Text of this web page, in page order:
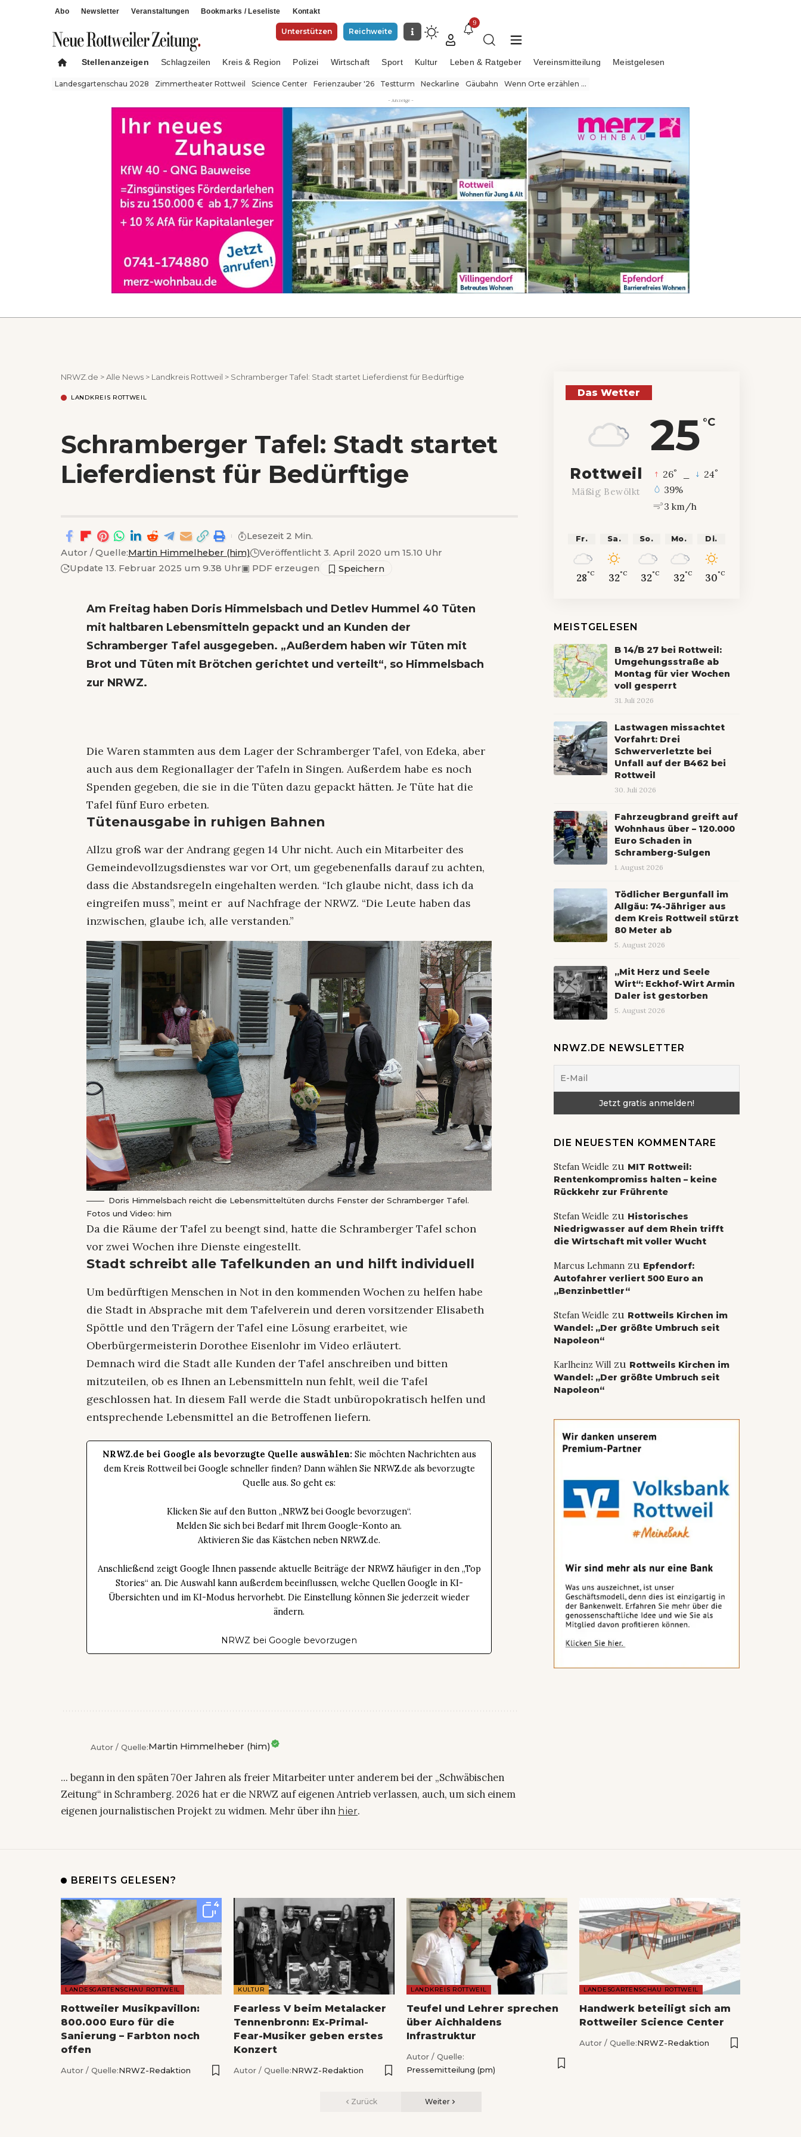
Abo Newsletter Veranstaltungen Bookmarks / Leseliste Kontakt
Unterstützen Reichweite
9
Stellenanzeigen Schlagzeilen Kreis & Region Polizei Wirtschaft Sport Kultur Leben & Ratgeber Vereinsmitteilung Meistgelesen
Landesgartenschau 2028 Zimmertheater Rottweil Science Center Ferienzauber '26 Testturm Neckarline Gäubahn Wenn Orte erzählen ...
- Anzeige -
NRWZ.de >Alle News > Landkreis Rottweil > Schramberger Tafel: Stadt startet Lieferdienst für Bedürftige
LANDKREIS ROTTWEIL
Schramberger Tafel: Stadt startet
Lieferdienst für Bedürftige
Autor / Quelle:Martin Himmelheber (him)
Veröffentlicht 3. April 2020 um 15.10 Uhr
Update 13. Februar 2025 um 9.38 Uhr▣ PDF erzeugen
Lesezeit 2 Min.
Am Freitag haben Doris Himmelsbach und Detlev Hummel 40 Tüten
mit haltbaren Lebensmitteln gepackt und an Kunden der
Schramberger Tafel ausgegeben. „Außerdem haben wir Tüten mit
Brot und Tüten mit Brötchen gerichtet und verteilt“, so Himmelsbach
zur NRWZ.
Die Waren stammten aus dem Lager der Schramberger Tafel, von Edeka, aber
auch aus dem Regionallager der Tafeln in Singen. Außerdem habe es noch
Spenden gegeben, die sie in die Tüten dazu gepackt hätten. Je Tüte hat die
Tafel fünf Euro erbeten.
Tütenausgabe in ruhigen Bahnen
Allzu groß war der Andrang gegen 14 Uhr nicht. Auch ein Mitarbeiter des
Gemeindevollzugsdienstes war vor Ort, um gegebenenfalls darauf zu achten,
dass die Abstandsregeln eingehalten werden. “Ich glaube nicht, dass ich da
eingreifen muss”, meint er auf Nachfrage der NRWZ. “Die Leute haben das
inzwischen, glaube ich, alle verstanden.”
Doris Himmelsbach reicht die Lebensmitteltüten durchs Fenster der Schramberger Tafel.
Fotos und Video: him
Da die Räume der Tafel zu beengt sind, hatte die Schramberger Tafel schon
vor zwei Wochen ihre Dienste eingestellt.
Stadt schreibt alle Tafelkunden an und hilft individuell
Um bedürftigen Menschen in Not in den kommenden Wochen zu helfen habe
die Stadt in Absprache mit dem Tafelverein und deren vorsitzender Elisabeth
Spöttle und den Trägern der Tafel eine Lösung erarbeitet, wie
Oberbürgermeisterin Dorothee Eisenlohr im Video erläutert.
Demnach wird die Stadt alle Kunden der Tafel anschreiben und bitten
mitzuteilen, ob es Ihnen an Lebensmitteln nun fehlt, weil die Tafel
geschlossen hat. In diesem Fall werde die Stadt unbüropokratisch helfen und
entsprechende Lebensmittel an die Betroffenen liefern.
NRWZ.de bei Google als bevorzugte Quelle auswählen: Sie möchten Nachrichten aus
dem Kreis Rottweil bei Google schneller finden? Dann wählen Sie NRWZ.de als bevorzugte
Quelle aus. So geht es:
Klicken Sie auf den Button „NRWZ bei Google bevorzugen“.
Melden Sie sich bei Bedarf mit Ihrem Google-Konto an.
Aktivieren Sie das Kästchen neben NRWZ.de.
Anschließend zeigt Google Ihnen passende aktuelle Beiträge der NRWZ häufiger in den „Top
Stories“ an. Die Auswahl kann außerdem beeinflussen, welche Quellen Google in KI-
Übersichten und im KI-Modus hervorhebt. Die Einstellung können Sie jederzeit wieder
ändern.
NRWZ bei Google bevorzugen
Autor / Quelle:Martin Himmelheber (him)
... begann in den späten 70er Jahren als freier Mitarbeiter unter anderem bei der „Schwäbischen
Zeitung“ in Schramberg. 2026 hat er die NRWZ auf eigenen Antrieb verlassen, auch, um sich einem
eigenen journalistischen Projekt zu widmen. Mehr über ihn hier.
Das Wetter
25 °C
Rottweil
Mäßig Bewölkt
26° 24°
39%
3 km/h
Fr.
28°C
Sa.
32°C
So.
32°C
Mo.
32°C
Di.
30°C
MEISTGELESEN
B 14/B 27 bei Rottweil:
Umgehungsstraße ab
Montag für vier Wochen
voll gesperrt
31. Juli 2026
Lastwagen missachtet
Vorfahrt: Drei
Schwerverletzte bei
Unfall auf der B462 bei
Rottweil
30. Juli 2026
Fahrzeugbrand greift auf
Wohnhaus über – 120.000
Euro Schaden in
Schramberg-Sulgen
1. August 2026
Tödlicher Bergunfall im
Allgäu: 74-Jähriger aus
dem Kreis Rottweil stürzt
80 Meter ab
5. August 2026
„Mit Herz und Seele
Wirt“: Eckhof-Wirt Armin
Daler ist gestorben
5. August 2026
NRWZ.DE NEWSLETTER
DIE NEUESTEN KOMMENTARE
Stefan Weidle zu MIT Rottweil:
Rentenkompromiss halten – keine
Rückkehr zur Frührente
Stefan Weidle zu Historisches
Niedrigwasser auf dem Rhein trifft
die Wirtschaft mit voller Wucht
Marcus Lehmannzu Epfendorf:
Autofahrer verliert 500 Euro an
„Benzinbettler“
Stefan Weidle zu Rottweils Kirchen im
Wandel: „Der größte Umbruch seit
Napoleon“
Karlheinz Willzu Rottweils Kirchen im
Wandel: „Der größte Umbruch seit
Napoleon“
BEREITS GELESEN?
4
LANDESGARTENSCHAU ROTTWEIL
Rottweiler Musikpavillon:
800.000 Euro für die
Sanierung – Farbton noch
offen
Autor / Quelle:NRWZ-Redaktion
KULTUR
Fearless V beim Metalacker
Tennenbronn: Ex-Primal-
Fear-Musiker geben erstes
Konzert
Autor / Quelle:NRWZ-Redaktion
LANDKREIS ROTTWEIL
Teufel und Lehrer sprechen
über Aichhaldens
Infrastruktur
Autor / Quelle:
Pressemitteilung (pm)
LANDESGARTENSCHAU ROTTWEIL
Handwerk beteiligt sich am
Rottweiler Science Center
Autor / Quelle:NRWZ-Redaktion
Zurück Weiter